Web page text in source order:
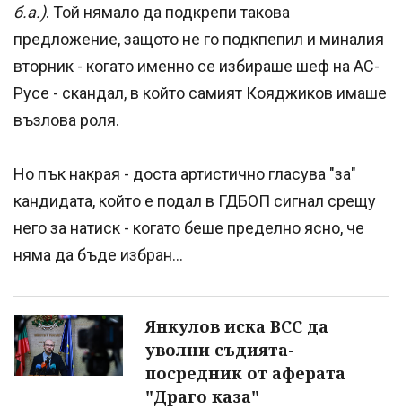
б.а.). Той нямало да подкрепи такова
предложение, защото не го подкпепил и миналия
вторник - когато именно се избираше шеф на АС-
Русе - скандал, в който самият Кояджиков имаше
възлова роля.
Но пък накрая - доста артистично гласува "за"
кандидата, който е подал в ГДБОП сигнал срещу
него за натиск - когато беше пределно ясно, че
няма да бъде избран...
Янкулов иска ВСС да
уволни съдията-
посредник от аферата
"Драго каза"